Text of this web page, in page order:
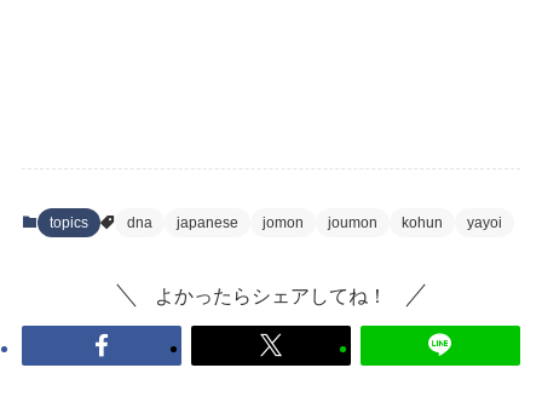
topics dna japanese jomon joumon kohun yayoi
よかったらシェアしてね！